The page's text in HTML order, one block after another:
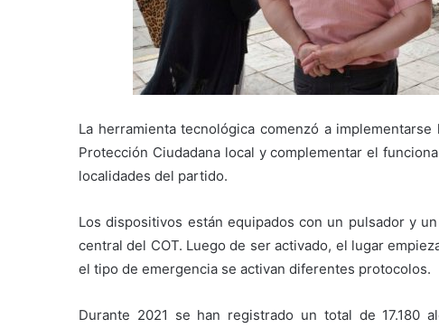
La herramienta tecnológica comenzó a
Protección Ciudadana local y complementar el
localidades del partido.
Los dispositivos están equipados con un pulsador y
central del COT. Luego de ser activado, el lugar
el tipo de emergencia se activan diferentes protocolos.
Durante 2021 se han registrado un total de 17.180